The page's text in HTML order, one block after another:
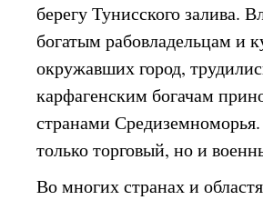
берегу Тунисского залива.
богатым рабовладельцам и
окружавших город,
карфагенским богачам
странами
только торговый, но и
Во многих странах и